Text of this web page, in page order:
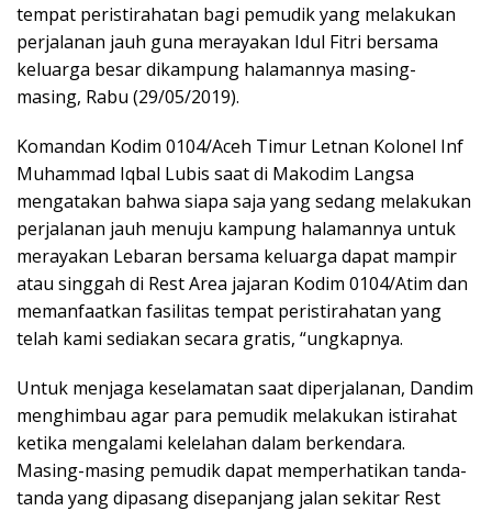
tempat peristirahatan bagi pemudik yang melakukan
perjalanan jauh guna merayakan Idul Fitri bersama
keluarga besar dikampung halamannya masing-
masing, Rabu (29/05/2019).
Komandan Kodim 0104/Aceh Timur Letnan Kolonel Inf
Muhammad Iqbal Lubis saat di Makodim Langsa
mengatakan bahwa siapa saja yang sedang melakukan
perjalanan jauh menuju kampung halamannya untuk
merayakan Lebaran bersama keluarga dapat mampir
atau singgah di Rest Area jajaran Kodim 0104/Atim dan
memanfaatkan fasilitas tempat peristirahatan yang
telah kami sediakan secara gratis, “ungkapnya.
Untuk menjaga keselamatan saat diperjalanan, Dandim
menghimbau agar para pemudik melakukan istirahat
ketika mengalami kelelahan dalam berkendara.
Masing-masing pemudik dapat memperhatikan tanda-
tanda yang dipasang disepanjang jalan sekitar Rest